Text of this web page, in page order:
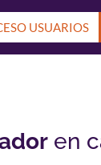
USUARIOS
en